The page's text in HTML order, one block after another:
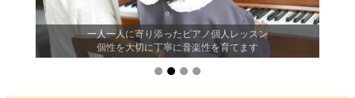
一人一人に寄り添ったピアノ個人レッスン
個性を大切に丁寧に音楽性を育てます